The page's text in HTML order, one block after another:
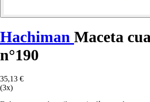
Hachiman Maceta
n°190
35,13 €
(3x)